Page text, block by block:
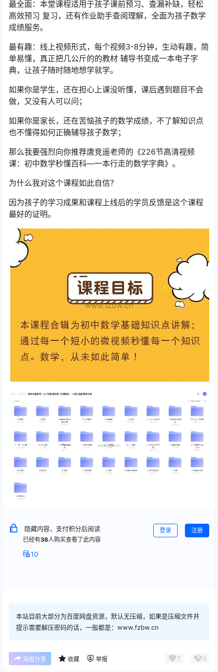
最全面：本堂课程适用于孩子课前预习、查漏补缺，轻松
高效预习 复习，还有作业助手查阅理解，全面为孩子数学
成绩服务。
最有趣：线上视频形式，每个视频3-8分钟，生动有趣，简
单易懂，真正把几公斤的的教材 辅导书变成一本电子字
典，让孩子随时随地想学就学。
如果你是学生，还在担心上课没听懂，课后遇到题目不会
做，又没有人可以问；
如果你是家长，还在苦恼孩子的数学成绩，不了解知识点
也不懂得如何正确辅导孩子数学；
那么我要强烈向你推荐唐竞遥老师的《226节高清视频
课：初中数学秒懂百科—一本行走的数学字典》。
为什么我对这个课程如此自信？
因为孩子的学习成果和课程上线后的学员反馈是这个课程
最好的证明。
隐藏内容，支付积分后阅读
已经有36人购买查看了此内容
10
登录 注册
本站目前大部分为百度网盘资源，默认无压缩，如果是压缩文件并
提示需要解压密码的话，一般都是：www.fzbw.cn
海报分享 收藏 举报 1 0